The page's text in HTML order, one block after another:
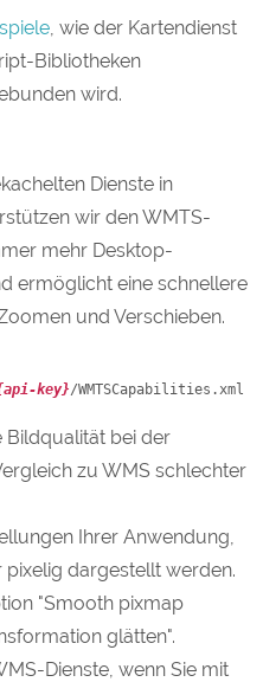
, wie der Kartendienst
Bibliotheken
wird.
Dienste in
wir den WMTS-
mehr Desktop-
ermöglicht eine schnellere
und Verschieben.
key}/WMTSCapabilities.xml
Bildqualität bei der
zu WMS schlechter
Ihrer Anwendung,
dargestellt werden.
"Smooth pixmap
glätten".
Dienste, wenn Sie mit